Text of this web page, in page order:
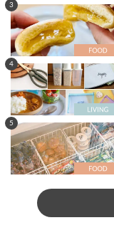
3
4
5